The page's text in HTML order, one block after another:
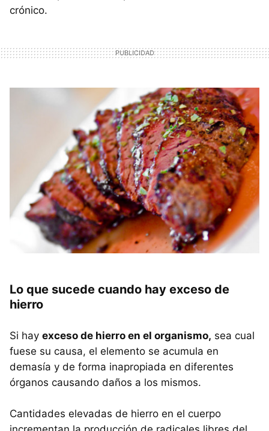
crónico.
Lo que sucede cuando hay exceso de
hierro
Si hay exceso de hierro en el organismo, sea cual
fuese su causa, el elemento se acumula en
demasía y de forma inapropiada en diferentes
órganos causando daños a los mismos.
Cantidades elevadas de hierro en el cuerpo